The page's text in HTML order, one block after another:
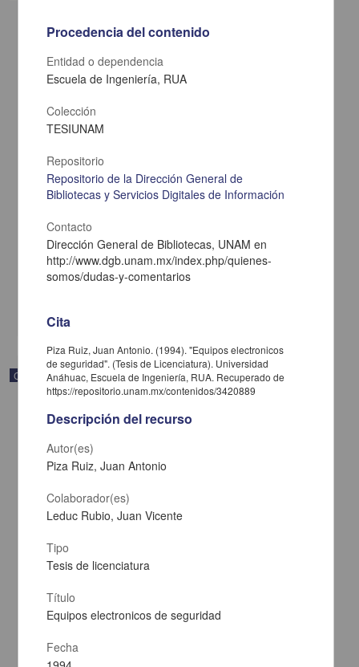
Carta de Zeferino Pérez, el general Antonio Rábago se encuentra
en la ranchería de Samalayuca
Pérez, Zeferino
[sin fecha]
Correspondencia postal
Carta de José María Maytorena a Francisco I. Madero en la que
informa se irá a la costa por prescripción médica
Maytorena, José María
[sin fecha]
Procedencia del contenido
Entidad o dependencia
Escuela de Ingeniería, RUA
Colección
TESIUNAM
Repositorio
Repositorio de la Dirección General de
Bibliotecas y Servicios Digitales de Información
Contacto
Dirección General de Bibliotecas, UNAM en
http://www.dgb.unam.mx/index.php/quienes-
somos/dudas-y-comentarios
Cita
Piza Ruiz, Juan Antonio. (1994). "Equipos electronicos
de seguridad". (Tesis de Licenciatura). Universidad
Anáhuac, Escuela de Ingeniería, RUA. Recuperado de
https://repositorio.unam.mx/contenidos/3420889
Descripción del recurso
Autor(es)
Piza Ruiz, Juan Antonio
Colaborador(es)
Leduc Rubio, Juan Vicente
Tipo
Tesis de licenciatura
Título
Equipos electronicos de seguridad
Fecha